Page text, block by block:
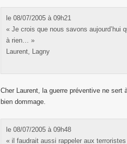
le 08/07/2005 à 09h21
« Je crois que nous savons aujourd’hui
à rien… »
Laurent, Lagny
Cher Laurent, la guerre préventive ne sert
bien dommage.
le 08/07/2005 à 09h48
« il faudrait aussi rappeler aux